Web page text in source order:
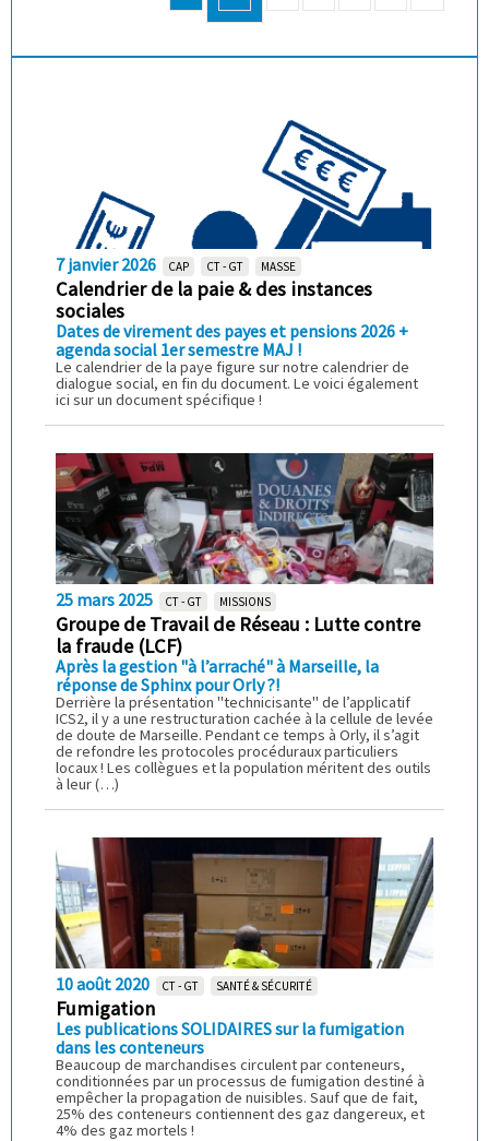
7 janvier 2026 CAP CT - GT MASSE
Calendrier de la paie & des instances
sociales
Dates de virement des payes et pensions 2026 +
agenda social 1er semestre MAJ !
Le calendrier de la paye figure sur notre calendrier de
dialogue social, en fin du document. Le voici également
ici sur un document spécifique !
25 mars 2025 CT - GT MISSIONS
Groupe de Travail de Réseau : Lutte contre
la fraude (LCF)
Après la gestion "à l’arraché" à Marseille, la
réponse de Sphinx pour Orly ?!
Derrière la présentation "technicisante" de l’applicatif
ICS2, il y a une restructuration cachée à la cellule de levée
de doute de Marseille. Pendant ce temps à Orly, il s’agit
de refondre les protocoles procéduraux particuliers
locaux ! Les collègues et la population méritent des outils
à leur (…)
10 août 2020 CT - GT SANTÉ & SÉCURITÉ
Fumigation
Les publications SOLIDAIRES sur la fumigation
dans les conteneurs
Beaucoup de marchandises circulent par conteneurs,
conditionnées par un processus de fumigation destiné à
empêcher la propagation de nuisibles. Sauf que de fait,
25% des conteneurs contiennent des gaz dangereux, et
4% des gaz mortels !